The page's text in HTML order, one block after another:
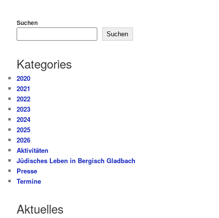
Suchen
Suchen
Kategories
2020
2021
2022
2023
2024
2025
2026
Aktivitäten
Jüdisches Leben in Bergisch Gladbach
Presse
Termine
Aktuelles